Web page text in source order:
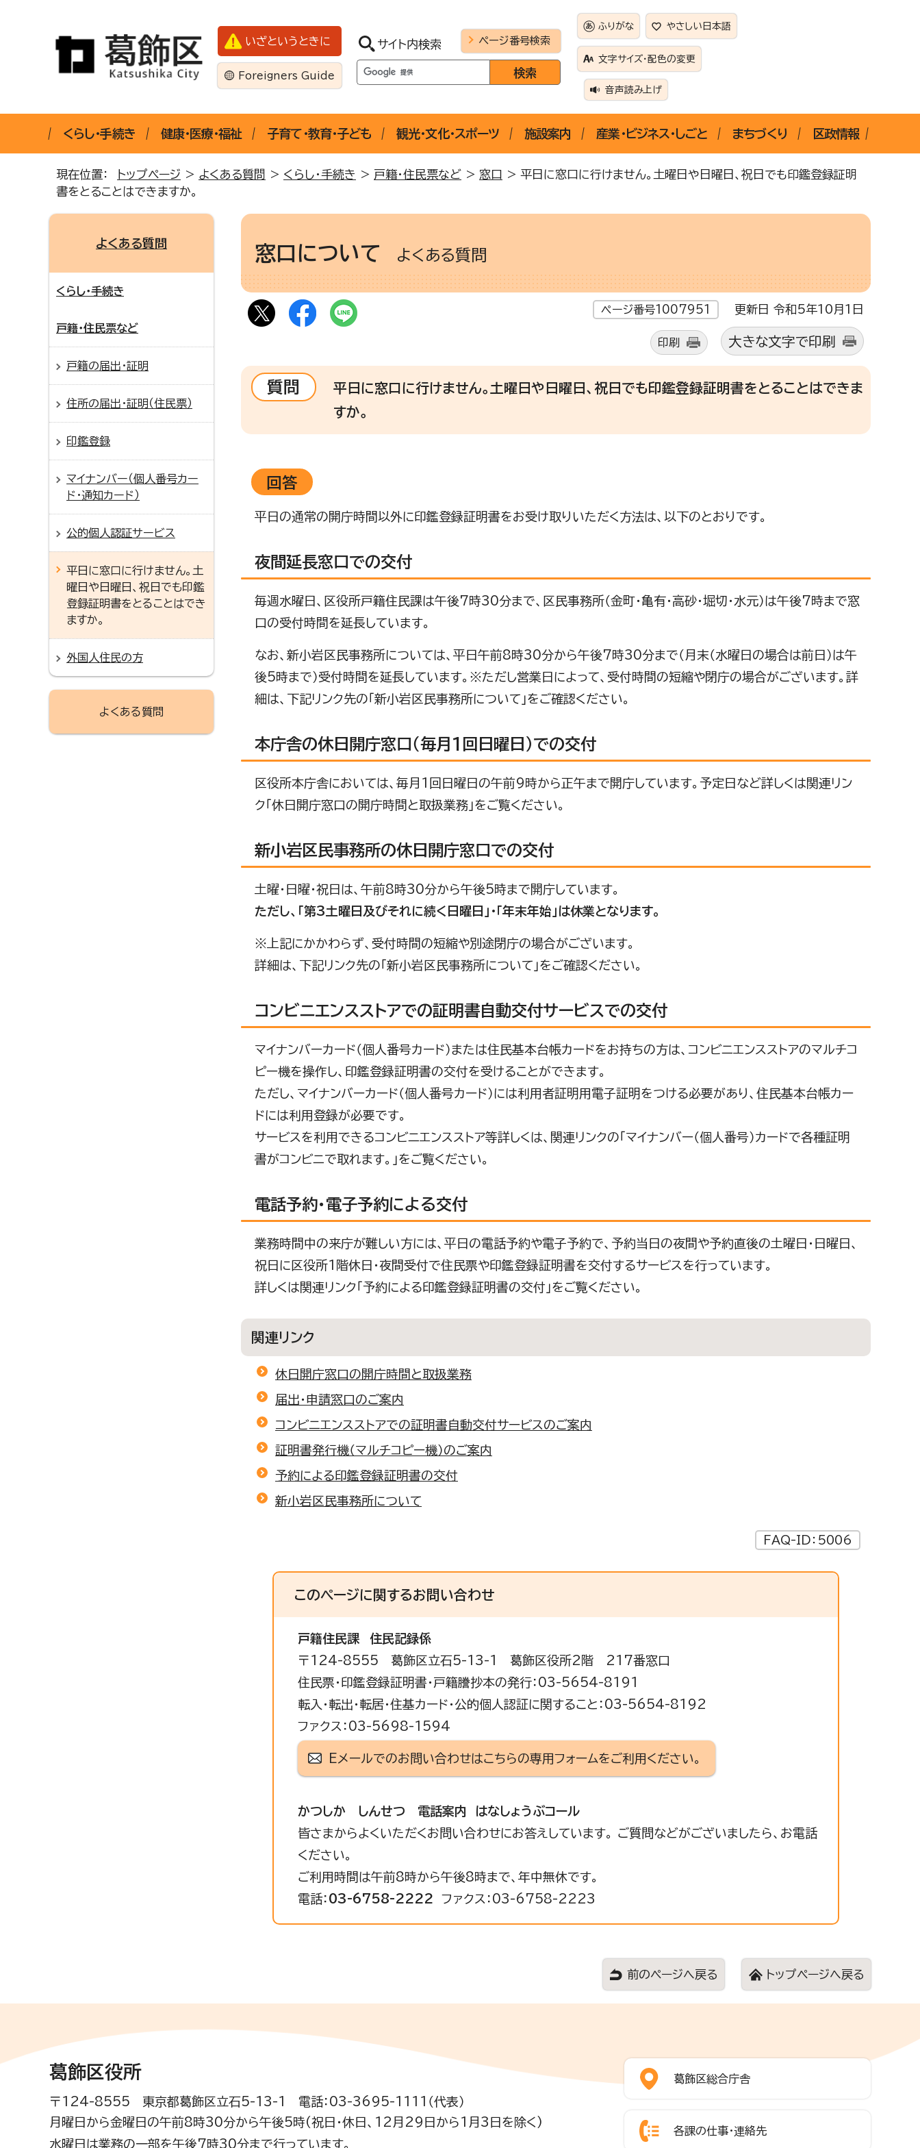
いざというときに
Foreigners Guide
サイト内検索 ページ番号検索
ふりがな やさしい日本語
文字サイズ・配色の変更
音声読み上げ
くらし・手続き 健康・医療・福祉 子育て・教育・子ども 観光・文化・スポーツ 施設案内 産業・ビジネス・しごと まちづくり 区政情報
現在位置： トップページ > よくある質問 > くらし・手続き > 戸籍・住民票など > 窓口
> 平日に窓口に行けません。土曜日や日曜日、祝日でも印鑑登録証明
書をとることはできますか。
窓口について よくある質問
ページ番号1007951 更新日 令和5年10月1日
印刷 大きな文字で印刷
質問
平日に窓口に行けません。土曜日や日曜日、祝日でも印鑑登録証明書をとることはできま
すか。
回答
平日の通常の開庁時間以外に印鑑登録証明書をお受け取りいただく方法は、以下のとおりです。
夜間延長窓口での交付
毎週水曜日、区役所戸籍住民課は午後7時30分まで、区民事務所（金町・亀有・高砂・堀切・水元）は午後7時まで窓
口の受付時間を延長しています。
なお、新小岩区民事務所については、平日午前8時30分から午後7時30分まで（月末（水曜日の場合は前日）は午
後5時まで）受付時間を延長しています。※ただし営業日によって、受付時間の短縮や閉庁の場合がございます。詳
細は、下記リンク先の「新小岩区民事務所について」をご確認ください。
本庁舎の休日開庁窓口（毎月1回日曜日）での交付
区役所本庁舎においては、毎月1回日曜日の午前9時から正午まで開庁しています。予定日など詳しくは関連リン
ク「休日開庁窓口の開庁時間と取扱業務」をご覧ください。
新小岩区民事務所の休日開庁窓口での交付
土曜・日曜・祝日は、午前8時30分から午後5時まで開庁しています。
ただし、「第3土曜日及びそれに続く日曜日」・「年末年始」は休業となります。
※上記にかかわらず、受付時間の短縮や別途閉庁の場合がございます。
詳細は、下記リンク先の「新小岩区民事務所について」をご確認ください。
コンビニエンスストアでの証明書自動交付サービスでの交付
マイナンバーカード（個人番号カード）または住民基本台帳カードをお持ちの方は、コンビニエンスストアのマルチコ
ピー機を操作し、印鑑登録証明書の交付を受けることができます。
ただし、マイナンバーカード（個人番号カード）には利用者証明用電子証明をつける必要があり、住民基本台帳カー
ドには利用登録が必要です。
サービスを利用できるコンビニエンスストア等詳しくは、関連リンクの「マイナンバー（個人番号）カードで各種証明
書がコンビニで取れます。」をご覧ください。
電話予約・電子予約による交付
業務時間中の来庁が難しい方には、平日の電話予約や電子予約で、予約当日の夜間や予約直後の土曜日・日曜日、
祝日に区役所1階休日・夜間受付で住民票や印鑑登録証明書を交付するサービスを行っています。
詳しくは関連リンク「予約による印鑑登録証明書の交付」をご覧ください。
関連リンク
休日開庁窓口の開庁時間と取扱業務
届出・申請窓口のご案内
コンビニエンスストアでの証明書自動交付サービスのご案内
証明書発行機（マルチコピー機）のご案内
予約による印鑑登録証明書の交付
新小岩区民事務所について
FAQ-ID：5006
このページに関するお問い合わせ
戸籍住民課
住民記録係
〒124-8555 葛飾区立石5-13-1 葛飾区役所2階 217番窓口
住民票・印鑑登録証明書・戸籍謄抄本の発行：03-5654-8191
転入・転出・転居・住基カード・公的個人認証に関すること：03-5654-8192
ファクス：03-5698-1594
Eメールでのお問い合わせはこちらの専用フォームをご利用ください。
かつしか しんせつ 電話案内 はなしょうぶコール
皆さまからよくいただくお問い合わせにお答えしています。 ご質問などがございましたら、お電話
ください。
ご利用時間は午前8時から午後8時まで、年中無休です。
電話： 03-6758-2222 ファクス：03-6758-2223
よくある質問
くらし・手続き
戸籍・住民票など
戸籍の届出・証明
住所の届出・証明（住民票）
印鑑登録
マイナンバー（個人番号カー
ド・通知カード）
公的個人認証サービス
平日に窓口に行けません。土
曜日や日曜日、祝日でも印鑑
登録証明書をとることはでき
ますか。
外国人住民の方
よくある質問
前のページへ戻る トップページへ戻る
葛飾区役所
〒124-8555 東京都葛飾区立石5-13-1 電話：03-3695-1111（代表）
月曜日から金曜日の午前8時30分から午後5時(祝日・休日、12月29日から1月3日を除く)
水曜日は業務の一部を午後7時30分まで行っています。
葛飾区総合庁舎
各課の仕事・連絡先